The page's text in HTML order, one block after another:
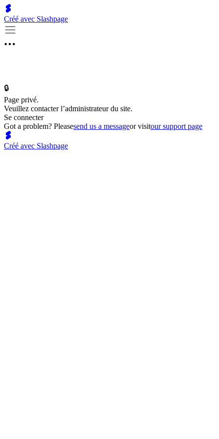
Créé avec Slashpage
🔒
Page privé.
Veuillez contacter l’administrateur du site.
Se connecter
Got a problem? Pleasesend us a messageor visitour support page
Créé avec Slashpage